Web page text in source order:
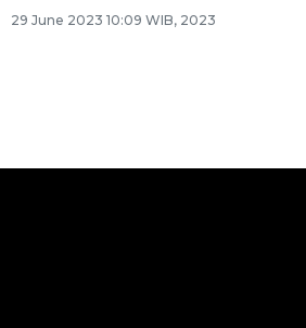
29 June 2023 10:09 WIB, 2023